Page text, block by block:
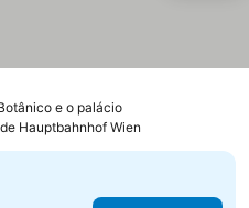
e o palácio
Hauptbahnhof Wien